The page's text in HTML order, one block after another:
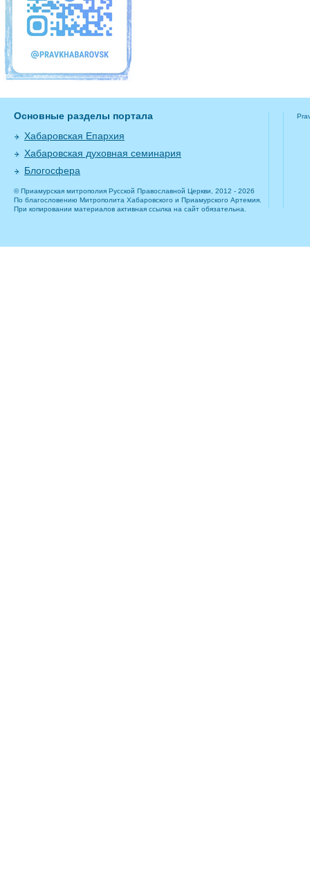
Основные разделы портала
Хабаровская Епархия
Хабаровская духовная семинария
Блогосфера
© Приамурская митрополия Русской Православной Церкви, 2012 - 2026
По благословению Митрополита Хабаровского и Приамурского Артемия.
При копировании материалов активная ссылка на сайт обязательна.